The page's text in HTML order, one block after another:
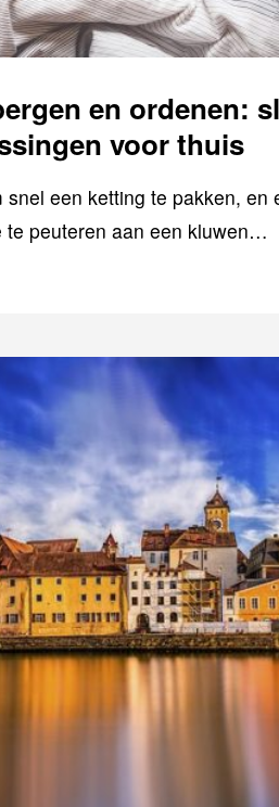
en ordenen:
voor thuis
een ketting te pakken, en
te peuteren aan een kluwen…